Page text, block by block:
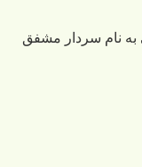
به نام سردار مشفق